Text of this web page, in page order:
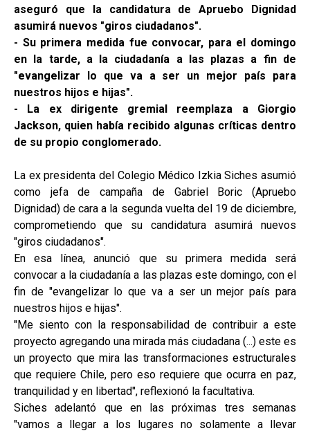
aseguró que la candidatura de Apruebo Dignidad
asumirá nuevos "giros ciudadanos".
- Su primera medida fue convocar, para el domingo
en la tarde, a la ciudadanía a las plazas a fin de
"evangelizar lo que va a ser un mejor país para
nuestros hijos e hijas".
- La ex dirigente gremial reemplaza a Giorgio
Jackson, quien había recibido algunas críticas dentro
de su propio conglomerado.
La ex presidenta del Colegio Médico Izkia Siches asumió
como jefa de campaña de Gabriel Boric (Apruebo
Dignidad) de cara a la segunda vuelta del 19 de diciembre,
comprometiendo que su candidatura asumirá nuevos
"giros ciudadanos".
En esa línea, anunció que su primera medida será
convocar a la ciudadanía a las plazas este domingo, con el
fin de "evangelizar lo que va a ser un mejor país para
nuestros hijos e hijas".
"Me siento con la responsabilidad de contribuir a este
proyecto agregando una mirada más ciudadana (...) este es
un proyecto que mira las transformaciones estructurales
que requiere Chile, pero eso requiere que ocurra en paz,
tranquilidad y en libertad", reflexionó la facultativa.
Siches adelantó que en las próximas tres semanas
"vamos a llegar a los lugares no solamente a llevar